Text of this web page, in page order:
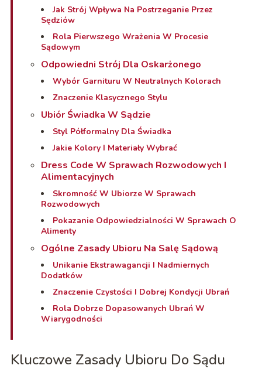
Jak Strój Wpływa Na Postrzeganie Przez
Sędziów
Rola Pierwszego Wrażenia W Procesie
Sądowym
Odpowiedni Strój Dla Oskarżonego
Wybór Garnituru W Neutralnych Kolorach
Znaczenie Klasycznego Stylu
Ubiór Świadka W Sądzie
Styl Półformalny Dla Świadka
Jakie Kolory I Materiały Wybrać
Dress Code W Sprawach Rozwodowych I
Alimentacyjnych
Skromność W Ubiorze W Sprawach
Rozwodowych
Pokazanie Odpowiedzialności W Sprawach O
Alimenty
Ogólne Zasady Ubioru Na Salę Sądową
Unikanie Ekstrawagancji I Nadmiernych
Dodatków
Znaczenie Czystości I Dobrej Kondycji Ubrań
Rola Dobrze Dopasowanych Ubrań W
Wiarygodności
Kluczowe Zasady Ubioru Do Sądu